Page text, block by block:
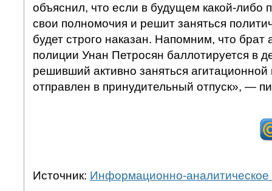
объяснил, что если в будущем какой-либо
свои полномочия и решит заняться
будет строго наказан. Напомним, что брат
полиции Унан Петросян баллотируется в
решивший активно заняться
отправлен в принудительный отпуск», —
Источник: Информационно-аналитическое